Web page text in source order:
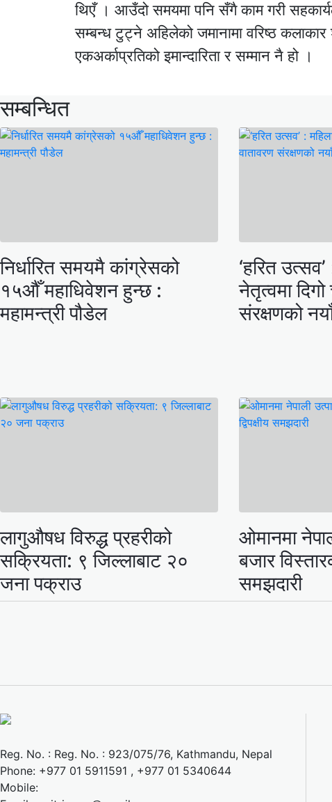
थिएँ । आउँदो समयमा पनि सँगै काम गरी
सम्बन्ध टुट्ने अहिलेको जमानामा वरिष्ठ
एकअर्काप्रतिको इमान्दारिता र सम्मान नै हो ।
सम्बन्धित
निर्धारित समयमै कांग्रेसको
१५औँ महाधिवेशन हुन्छ :
महामन्त्री पौडेल
‘हरित
नेतृत्वमा दिगो
संरक्षणको
लागुऔषध विरुद्ध प्रहरीको
सक्रियता: ९ जिल्लाबाट २०
जना पक्राउ
ओमानमा
बजार
समझदारी
Reg. No. : Reg. No. : 923/075/76, Kathmandu, Nepal
Phone: +977 01 5911591 , +977 01 5340644
Mobile: